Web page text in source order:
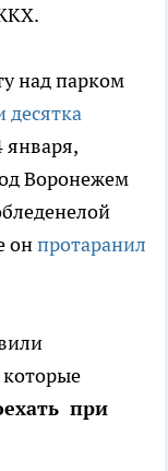
над парком
десятка
января,
Воронежем
онпротаранил
при